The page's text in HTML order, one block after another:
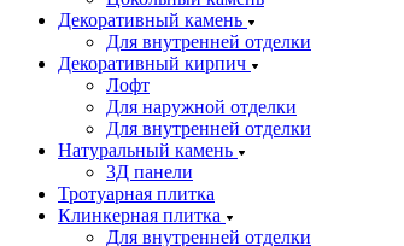
Декоративный камень
Для внутренней отделки
Декоративный кирпич
Лофт
Для наружной отделки
Для внутренней отделки
Натуральный камень
3Д панели
Тротуарная плитка
Клинкерная плитка
Для внутренней отделки